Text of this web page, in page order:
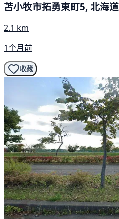
苫小牧市拓勇東町5, 北海道
2.1 km
1个月前
收藏